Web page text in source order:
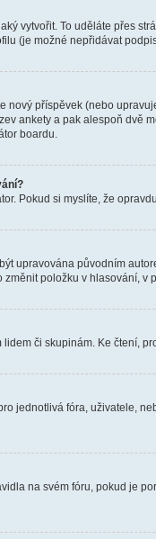
vytvořit. To uděláte přes
(je možné nepřidávat
nový příspěvek (nebo
ankety a pak alespoň dvě
boardu.
Pokud si myslíte, že
upravována původním
položku v hlasování,
či skupinám. Ke čtení,
jednotlivá fóra, uživatele,
na svém fóru, pokud je